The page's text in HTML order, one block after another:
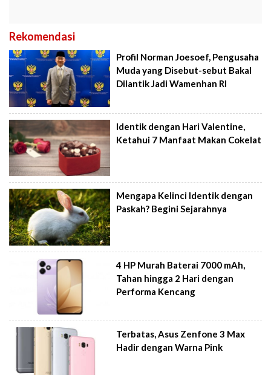
Rekomendasi
Profil Norman Joesoef, Pengusaha
Muda yang Disebut-sebut Bakal
Dilantik Jadi Wamenhan RI
Identik dengan Hari Valentine,
Ketahui 7 Manfaat Makan Cokelat
Mengapa Kelinci Identik dengan
Paskah? Begini Sejarahnya
4 HP Murah Baterai 7000 mAh,
Tahan hingga 2 Hari dengan
Performa Kencang
Terbatas, Asus Zenfone 3 Max
Hadir dengan Warna Pink